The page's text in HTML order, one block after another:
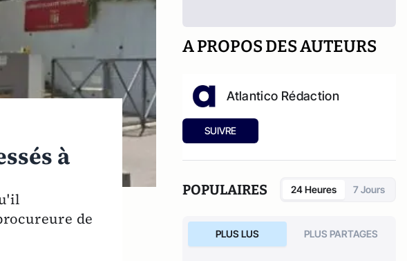
à
de
A PROPOS DES AUTEURS
Atlantico Rédaction
SUIVRE
POPULAIRES 24 Heures 7 Jours
PLUS LUS PLUS PARTAGES